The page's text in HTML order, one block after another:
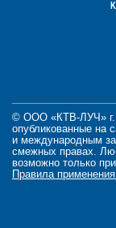
© ООО «КТВ-ЛУЧ» г.
опубликованные на
и международным
смежных правах.
возможно только
Правила